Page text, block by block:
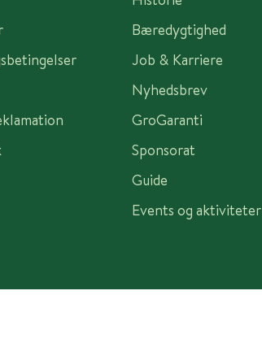
Bæredygtighed
Job & Karriere
Nyhedsbrev
GroGaranti
Sponsorat
Guide
Events og aktiviteter